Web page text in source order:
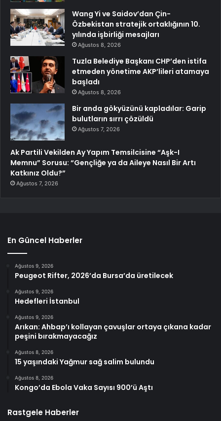
Wang Yi ve Saidov’dan Çin-
Özbekistan stratejik ortaklığının 10.
yılında işbirliği mesajları
Ağustos 8, 2026
Tuzla Belediye Başkanı CHP’den istifa
etmeden yönetime AKP’lileri atamaya
başladı
Ağustos 8, 2026
Bir anda gökyüzünü kapladılar: Garip
bulutların sırrı çözüldü
Ağustos 7, 2026
Ak Partili Vekilden Ay Yapım Temsilcisine “Aşk-I
Memnu” Sorusu: “Gençliğe ya da Aileye Nasıl Bir Artı
Katkınız Oldu?”
Ağustos 7, 2026
En Güncel Haberler
Ağustos 9, 2026
Peugeot Rifter, 2026’da Bursa’da üretilecek
Ağustos 9, 2026
Hedefleri İstanbul
Ağustos 9, 2026
Arıkan: Ahbap’ı kollayan çavuşlar ortaya çıkana kadar
peşini bırakmayacağız
Ağustos 8, 2026
15 yaşındaki Yağmur sağ salim bulundu
Ağustos 8, 2026
Kongo’da Ebola Vaka Sayısı 900’ü Aştı
Rastgele Haberler